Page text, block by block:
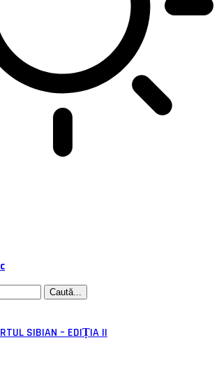
SIBIAN – EDIȚIA II